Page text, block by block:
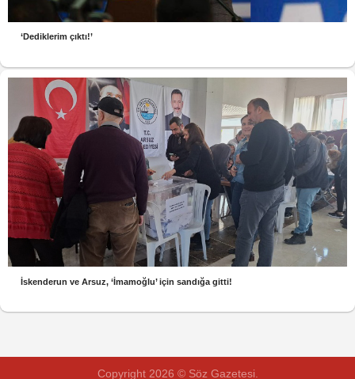
‘Dediklerim çıktı!’
İskenderun ve Arsuz, ‘İmamoğlu’ için sandığa gitti!
Copyright 2026 © Söz Gazetesi.